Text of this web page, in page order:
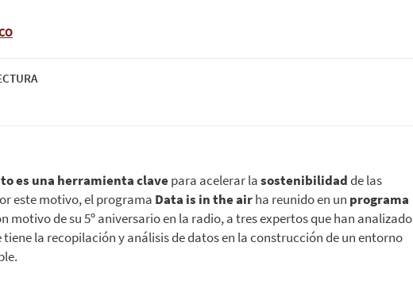
es una herramienta clavepara acelerar lasostenibilidadde las
este motivo, el programa Data is in the airha reunido en un programa
motivo de su 5º aniversario en la radio, a tres expertos que han analizado
tiene la recopilación y análisis de datos en la construcción de un entorno